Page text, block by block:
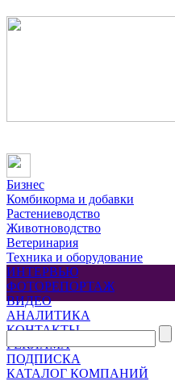
Бизнес
Комбикорма и добавки
Растениеводство
Животноводство
Ветеринария
Техника и оборудование
ИНТЕРВЬЮ
ФОТОРЕПОРТАЖ
ВИДЕО
АНАЛИТИКА
КОНТАКТЫ
РЕКЛАМА
ПОДПИСКА
КАТАЛОГ КОМПАНИЙ